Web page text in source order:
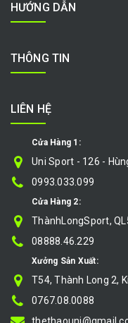
HƯỚNG DẪN
THÔNG TIN
LIÊN HỆ
Cửa Hàng 1:
Uni Sport - 126 -
0993.033.099
Cửa Hàng 2:
ThànhLongSport,
08888.46.229
Xưởng Sản Xuất:
T54, Thành Long 2,
0767.08.0088